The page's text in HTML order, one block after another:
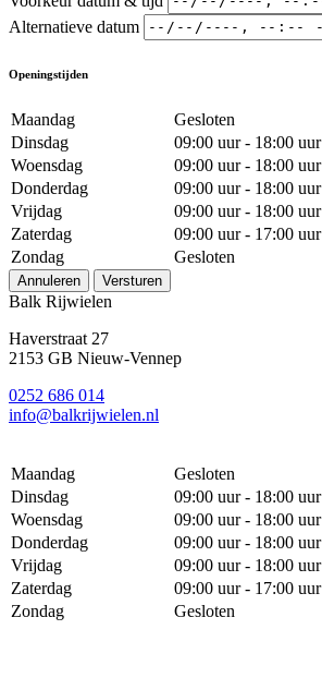
Alternatieve datum
Openingstijden
Maandag
Gesloten
Dinsdag
09:00 uur - 18:00 uur
Woensdag
09:00 uur - 18:00 uur
Donderdag
09:00 uur - 18:00 uur
Vrijdag
09:00 uur - 18:00 uur
Zaterdag
09:00 uur - 17:00 uur
Zondag
Gesloten
Annuleren Versturen
Balk Rijwielen
Haverstraat 27
2153 GB Nieuw-Vennep
0252 686 014
info@balkrijwielen.nl
Maandag
Gesloten
Dinsdag
09:00 uur - 18:00 uur
Woensdag
09:00 uur - 18:00 uur
Donderdag
09:00 uur - 18:00 uur
Vrijdag
09:00 uur - 18:00 uur
Zaterdag
09:00 uur - 17:00 uur
Zondag
Gesloten